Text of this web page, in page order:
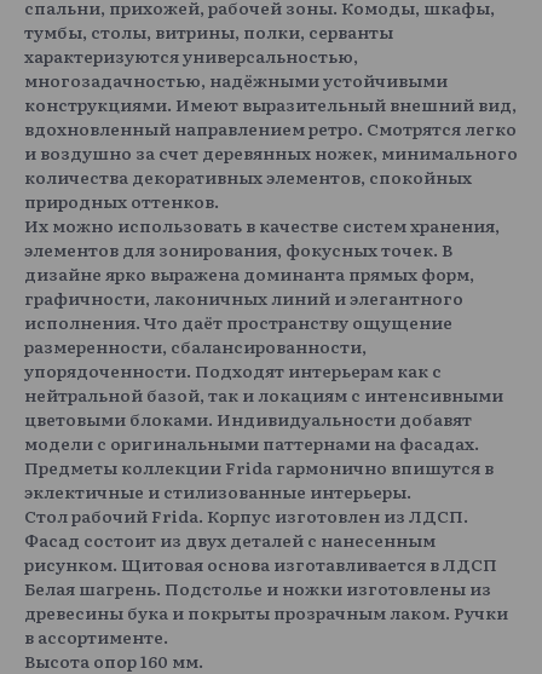
спальни, прихожей, рабочей зоны. Комоды, шкафы,
тумбы, столы, витрины, полки, серванты
характеризуются универсальностью,
многозадачностью, надёжными устойчивыми
конструкциями. Имеют выразительный внешний вид,
вдохновленный направлением ретро. Смотрятся легко
и воздушно за счет деревянных ножек, минимального
количества декоративных элементов, спокойных
природных оттенков.
Их можно использовать в качестве систем хранения,
элементов для зонирования, фокусных точек. В
дизайне ярко выражена доминанта прямых форм,
графичности, лаконичных линий и элегантного
исполнения. Что даёт пространству ощущение
размеренности, сбалансированности,
упорядоченности. Подходят интерьерам как с
нейтральной базой, так и локациям с интенсивными
цветовыми блоками. Индивидуальности добавят
модели с оригинальными паттернами на фасадах.
Предметы коллекции Frida гармонично впишутся в
эклектичные и стилизованные интерьеры.
Стол рабочий Frida. Корпус изготовлен из ЛДСП.
Фасад состоит из двух деталей с нанесенным
рисунком. Щитовая основа изготавливается в ЛДСП
Белая шагрень. Подстолье и ножки изготовлены из
древесины бука и покрыты прозрачным лаком. Ручки
в ассортименте.
Высота опор 160 мм.